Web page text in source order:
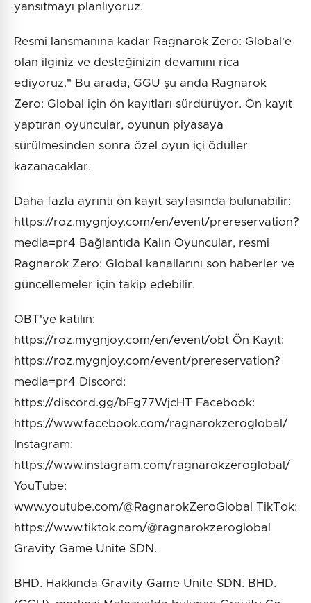
yansıtmayı planlıyoruz.
Resmi lansmanına kadar Ragnarok Zero: Global'e
olan ilginiz ve desteğinizin devamını rica
ediyoruz." Bu arada, GGU şu anda Ragnarok
Zero: Global için ön kayıtları sürdürüyor. Ön kayıt
yaptıran oyuncular, oyunun piyasaya
sürülmesinden sonra özel oyun içi ödüller
kazanacaklar.
Daha fazla ayrıntı ön kayıt sayfasında bulunabilir:
https://roz.mygnjoy.com/en/event/prereservation?
media=pr4 Bağlantıda Kalın Oyuncular, resmi
Ragnarok Zero: Global kanallarını son haberler ve
güncellemeler için takip edebilir.
OBT'ye katılın:
https://roz.mygnjoy.com/en/event/obt Ön Kayıt:
https://roz.mygnjoy.com/event/prereservation?
media=pr4 Discord:
https://discord.gg/bFg77WjcHT Facebook:
https://www.facebook.com/ragnarokzeroglobal/
Instagram:
https://www.instagram.com/ragnarokzeroglobal/
YouTube:
www.youtube.com/@RagnarokZeroGlobal TikTok:
https://www.tiktok.com/@ragnarokzeroglobal
Gravity Game Unite SDN.
BHD. Hakkında Gravity Game Unite SDN. BHD.